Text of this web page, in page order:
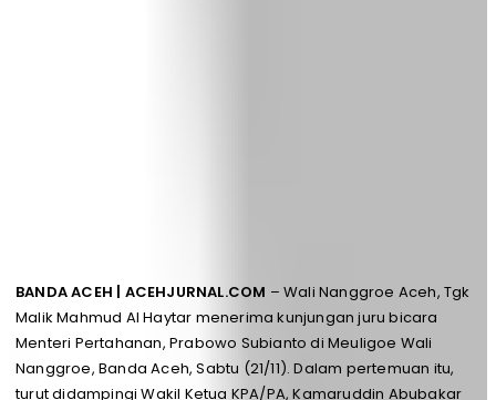
BANDA ACEH | ACEHJURNAL.COM – Wali Nanggroe Aceh, Tgk
Malik Mahmud Al Haytar menerima kunjungan juru bicara
Menteri Pertahanan, Prabowo Subianto di Meuligoe Wali
Nanggroe, Banda Aceh, Sabtu (21/11). Dalam pertemuan itu,
turut didampingi Wakil Ketua KPA/PA, Kamaruddin Abubakar